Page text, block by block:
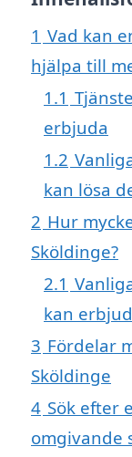
1 Vad kan
hjälpa till
1.1
erbjuda
1.2
kan lösa
2 Hur
Sköldinge?
2.1
kan
3 Fördelar
Sköldinge
4 Sök efter
omgivande